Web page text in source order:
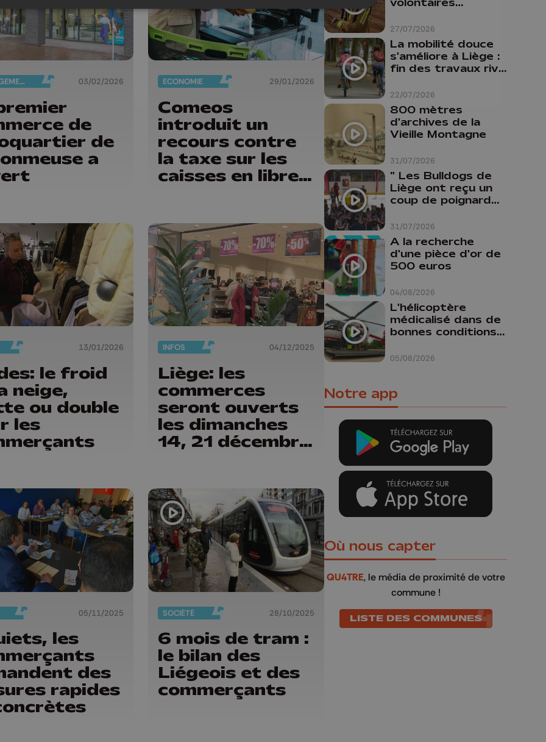
AMÉNAGEMENT DU TERRITOIRE 03/02/2026
de
de
a
ECONOMIE 29/01/2026
Comeos
introduit un
recours contre
la taxe sur les
caisses en libre-
13/01/2026
le froid
neige,
ou double
les
INFOS 04/12/2025
Liège: les
commerces
seront ouverts
les dimanches
14, 21 décembre
05/11/2025
les
des
rapides
SOCIÉTÉ 28/10/2025
6 mois de tram :
le bilan des
Liégeois et des
commerçants
27/07/2026
province de Liège :
"Un citoyen qui
n'est formé ne
peut pas nous
aider"
22/07/2026
La mobilité douce
s'améliore à Liège :
fin des travaux rive
cyclo-piétonnes
Avroy et
Guillemins...
31/07/2026
800 mètres
d'archives de la
Vieille Montagne
31/07/2026
" Les Bulldogs de
Liège ont reçu un
coup de poignard
04/08/2026
A la recherche
d'une pièce d'or de
500 euros
05/08/2026
L'hélicoptère
médicalisé dans de
bonnes conditions à
Notre app
Où nous capter
QU4TRE, le média de proximité de votre
commune !
LISTE DES COMMUNES